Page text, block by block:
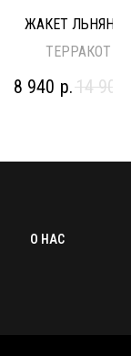
ЖАКЕТ ЛЬНЯНОЙ
ТЕРРАКОТ
8 940 р.14 900
О НАС